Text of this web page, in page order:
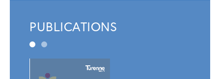
PUBLICATIONS